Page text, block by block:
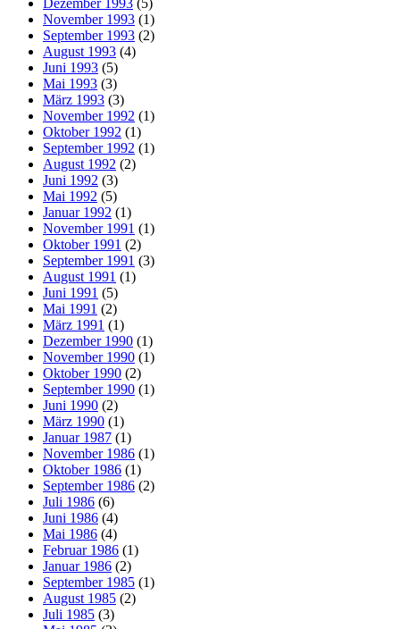
November 1993 (1)
September 1993 (2)
August 1993 (4)
Juni 1993 (5)
Mai 1993 (3)
März 1993 (3)
November 1992 (1)
Oktober 1992 (1)
September 1992 (1)
August 1992 (2)
Juni 1992 (3)
Mai 1992 (5)
Januar 1992 (1)
November 1991 (1)
Oktober 1991 (2)
September 1991 (3)
August 1991 (1)
Juni 1991 (5)
Mai 1991 (2)
März 1991 (1)
Dezember 1990 (1)
November 1990 (1)
Oktober 1990 (2)
September 1990 (1)
Juni 1990 (2)
März 1990 (1)
Januar 1987 (1)
November 1986 (1)
Oktober 1986 (1)
September 1986 (2)
Juli 1986 (6)
Juni 1986 (4)
Mai 1986 (4)
Februar 1986 (1)
Januar 1986 (2)
September 1985 (1)
August 1985 (2)
Juli 1985 (3)